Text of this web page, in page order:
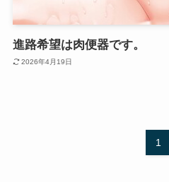
進路希望は肉便器です。
2026年4月19日
1